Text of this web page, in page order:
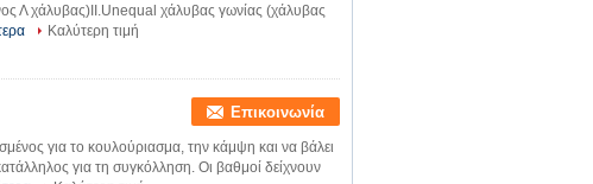
Λ χάλυβας)II.Unequal χάλυβας γωνίας (χάλυβας
Καλύτερη τιμή
Επικοινωνία
για το κουλούριασμα, την κάμψη και να βάλει
για τη συγκόλληση. Οι βαθμοί δείχνουν